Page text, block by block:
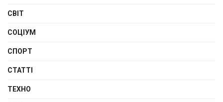
СВІТ
СОЦІУМ
СПОРТ
СТАТТІ
ТЕХНО